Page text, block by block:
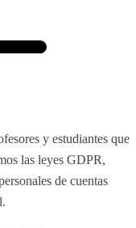
y estudiantes que
las leyes GDPR,
de cuentas